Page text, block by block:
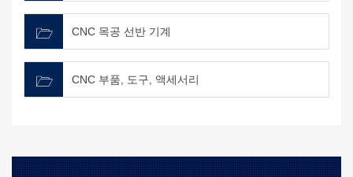
CNC 목공 선반 기계
CNC 부품, 도구, 액세서리